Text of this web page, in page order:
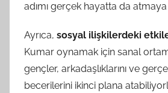
adımı gerçek hayatta da atmaya
Ayrıca, sosyal ilişkilerdeki
Kumar oynamak için sanal
gençler, arkadaşlıklarını ve
becerilerini ikinci plana